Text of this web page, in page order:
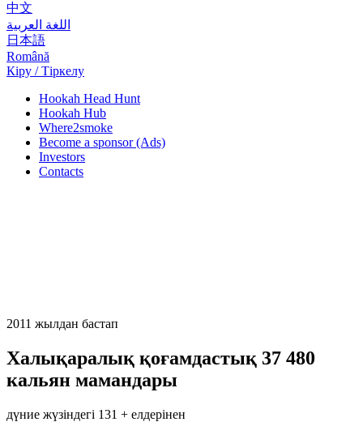
中文
اللغة العربية
日本語
Română
Кіру / Тіркелу
Hookah Head Hunt
Hookah Hub
Where2smoke
Become a sponsor (Ads)
Investors
Contacts
2011 жылдан бастап
Халықаралық қоғамдастық 37 480
кальян мамандары
дүние жүзіндегі 131 + елдерінен